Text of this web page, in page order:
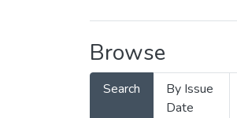
Browse
Search
By Issue
Date